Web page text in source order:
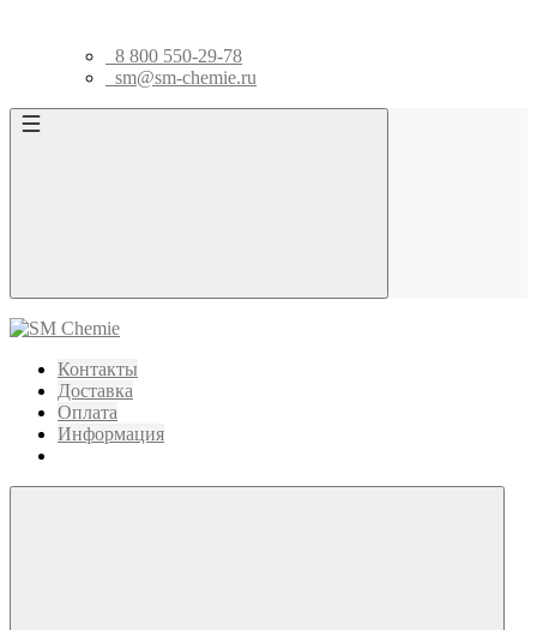
8 800 550-29-78
sm@sm-chemie.ru
Контакты
Доставка
Оплата
Информация